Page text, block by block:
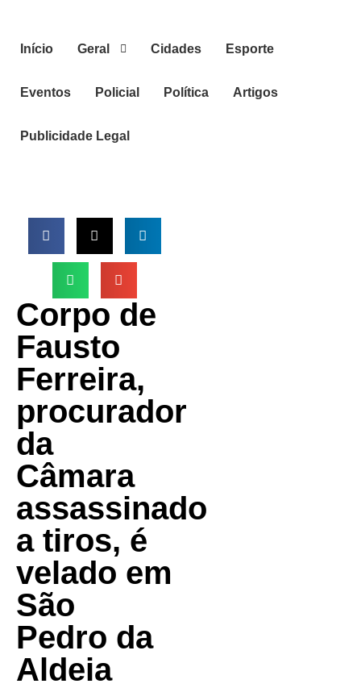
Início Geral Cidades Esporte
Eventos Policial Política Artigos
Publicidade Legal
Corpo de
Fausto
Ferreira,
procurador
da
Câmara
assassinado
a tiros, é
velado em
São
Pedro da
Aldeia